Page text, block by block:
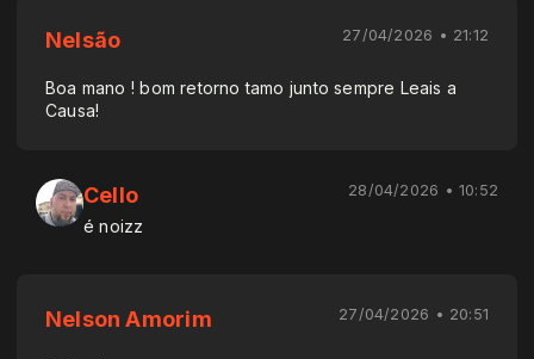
Nelsão 27/04/2026 • 21:12
Boa mano ! bom retorno tamo junto sempre Leais a
Causa!
Cello 28/04/2026 • 10:52
é noizz
Nelson Amorim 27/04/2026 • 20:51